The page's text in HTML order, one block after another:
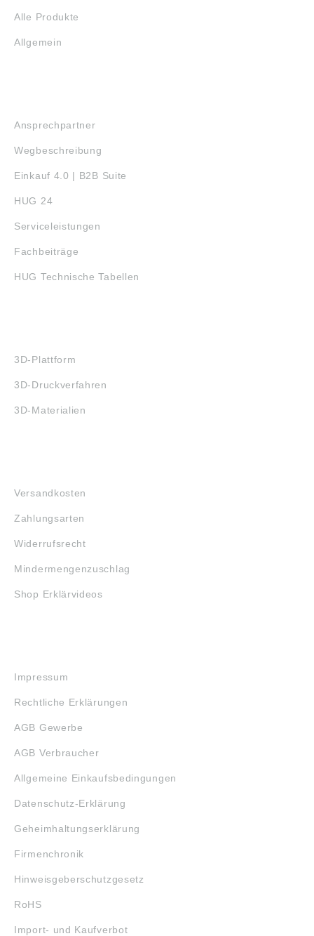
Alle Produkte
Allgemein
Ansprechpartner
Wegbeschreibung
Einkauf 4.0 | B2B Suite
HUG 24
Serviceleistungen
Fachbeiträge
HUG Technische Tabellen
3D-Plattform
3D-Druckverfahren
3D-Materialien
Versandkosten
Zahlungsarten
Widerrufsrecht
Mindermengenzuschlag
Shop Erklärvideos
Impressum
Rechtliche Erklärungen
AGB Gewerbe
AGB Verbraucher
Allgemeine Einkaufsbedingungen
Datenschutz-Erklärung
Geheimhaltungserklärung
Firmenchronik
Hinweisgeberschutzgesetz
RoHS
Import- und Kaufverbot